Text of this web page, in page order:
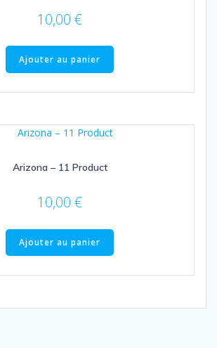
10,00 €
Ajouter au panier
Arizona – 11 Product
10,00 €
Ajouter au panier